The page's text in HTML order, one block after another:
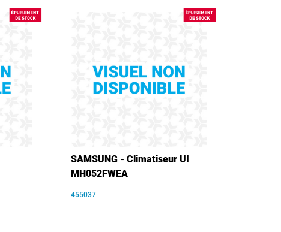
SAMSUNG - Climatiseur UI
MH052FWEA
455037